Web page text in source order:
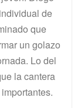
de
que
un golazo
Lo del
la cantera